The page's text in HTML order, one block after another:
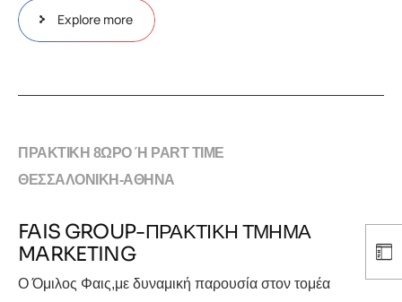
Explore more
ΠΡΑΚΤΙΚΗ 8ΩΡΟ Ή PART TIME
ΘΕΣΣΑΛΟΝΙΚΗ-ΑΘΗΝΑ
FAIS GROUP-ΠΡΑΚΤΙΚΗ ΤΜΗΜΑ
MARKETING
Ο Όμιλος Φαις,με δυναμική παρουσία στον τομέα